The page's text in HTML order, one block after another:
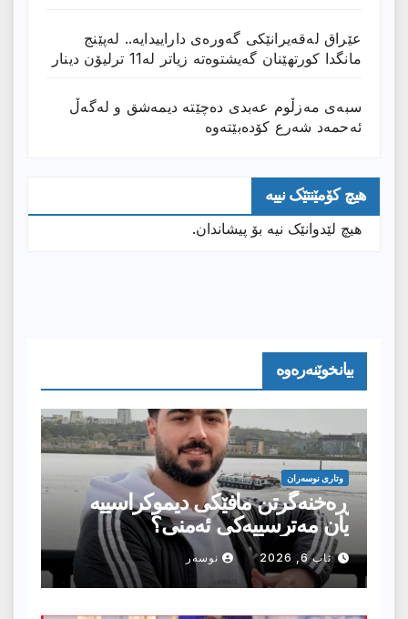
عێراق له‌قه‌یرانێكى گه‌وره‌ى داراییدایه‌.. له‌پێنج
مانگدا كورتهێنان گه‌یشتوه‌ته‌ زیاتر له‌11 ترلیۆن دینار
سبەی مەزڵوم عەبدی دەچێتە دیمەشق و لەگەڵ
ئەحمەد شەرع کۆدەبێتەوە
هیچ کۆمێنتێک نییە
هیچ لێدوانێک نیە بۆ پیشاندان.
بیانخوێنەرەوە
وتارى نوسەران
ڕەخنەگرتن مافێکی دیموکراسییە
یان مەترسییەکی ئەمنی؟
ئاب 6, 2026 نوسەر